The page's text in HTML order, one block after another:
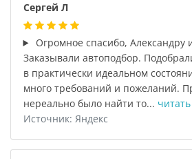
Сергей Л
Огромное спасибо,
Заказывали автоподбор.
в практически идеальном
много требований и пожеланий.
нереально было найти то...
Источник: Яндекс